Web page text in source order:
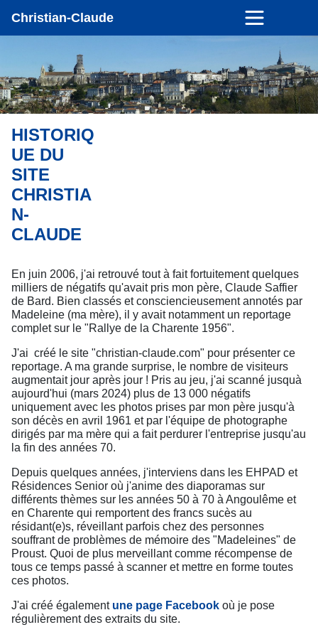
Christian-Claude
HISTORIQ
UE DU
SITE
CHRISTIA
N-
CLAUDE
En juin 2006, j'ai retrouvé tout à fait fortuitement quelques
milliers de négatifs qu'avait pris mon père, Claude Saffier
de Bard. Bien classés et consciencieusement annotés par
Madeleine (ma mère), il y avait notamment un reportage
complet sur le "Rallye de la Charente 1956".
J'ai créé le site "christian-claude.com" pour présenter ce
reportage. A ma grande surprise, le nombre de visiteurs
augmentait jour après jour ! Pris au jeu, j'ai scanné jusquà
aujourd'hui (mars 2024) plus de 13 000 négatifs
uniquement avec les photos prises par mon père jusqu'à
son décès en avril 1961 et par l'équipe de photographe
dirigés par ma mère qui a fait perdurer l'entreprise jusqu'au
la fin des années 70.
Depuis quelques années, j'interviens dans les EHPAD et
Résidences Senior où j'anime des diaporamas sur
différents thèmes sur les années 50 à 70 à Angoulême et
en Charente qui remportent des francs sucès au
résidant(e)s, réveillant parfois chez des personnes
souffrant de problèmes de mémoire des "Madeleines" de
Proust. Quoi de plus merveillant comme récompense de
tous ce temps passé à scanner et mettre en forme toutes
ces photos.
J'ai créé également une page Facebook où je pose
régulièrement des extraits du site.